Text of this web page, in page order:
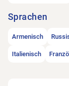
Sprachen
Armenisch
Italienisch